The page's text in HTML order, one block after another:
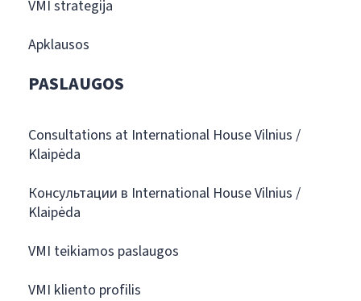
VMI strategija
Apklausos
PASLAUGOS
Consultations at International House Vilnius /
Klaipėda
Консультации в International House Vilnius /
Klaipėda
VMI teikiamos paslaugos
VMI kliento profilis